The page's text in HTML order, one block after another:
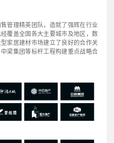
管理精英团队，造就了强辉在行业
覆盖全国各大主要城市及地区，数
家居建材市场建立了良好的合作关
梁集团等标杆工程构建重点战略合